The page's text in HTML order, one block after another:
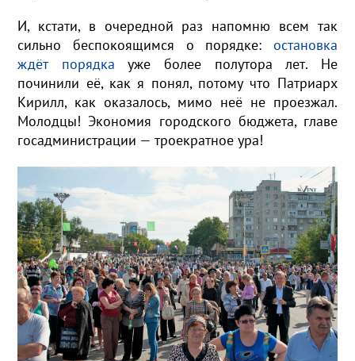
И, кстати, в очередной раз напомню всем так
сильно беспокоящимся о порядке: остановка
ждёт порядка уже более полутора лет. Не
починили её, как я понял, потому что Патриарх
Кирилл, как оказалось, мимо неё не проезжал.
Молодцы! Экономия городского бюджета, главе
госадминистрации — троекратное ура!